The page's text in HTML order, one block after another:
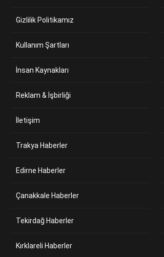
Gizlilik Politikamız
Kullanım Şartları
İnsan Kaynakları
Reklam & İşbirliği
İletişim
Trakya Haberler
Edirne Haberler
Çanakkale Haberler
Tekirdağ Haberler
Kırklareli Haberler